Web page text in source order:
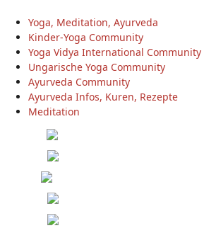
Yoga, Meditation, Ayurveda
Kinder-Yoga Community
Yoga Vidya International Community
Ungarische Yoga Community
Ayurveda Community
Ayurveda Infos, Kuren, Rezepte
Meditation